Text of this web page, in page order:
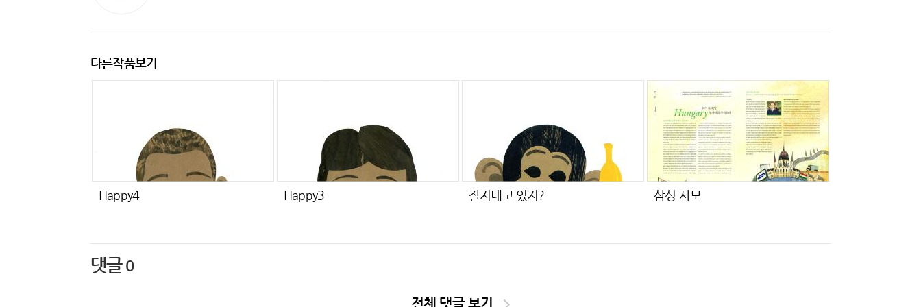
다른작품보기
Happy4 Happy3 잘지내고 있지? 삼성 사보
댓글 0
전체 댓글 보기